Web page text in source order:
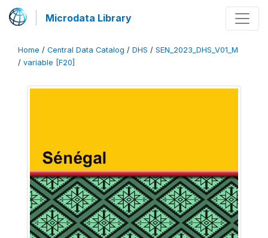
Microdata Library
Home / Central Data Catalog / DHS / SEN_2023_DHS_V01_M
/ variable [F20]